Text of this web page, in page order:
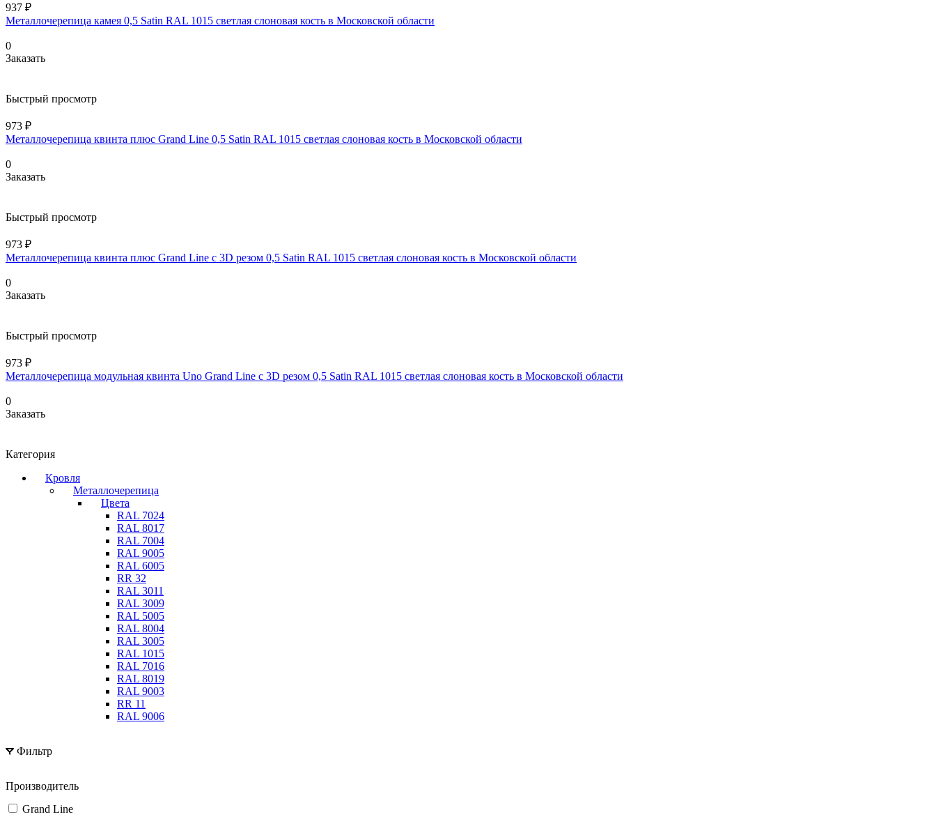
937 ₽
Металлочерепица камея 0,5 Satin RAL 1015 светлая слоновая кость в Московской области
0
Заказать
Быстрый просмотр
973 ₽
Металлочерепица квинта плюс Grand Line 0,5 Satin RAL 1015 светлая слоновая кость в Московской области
0
Заказать
Быстрый просмотр
973 ₽
Металлочерепица квинта плюс Grand Line c 3D резом 0,5 Satin RAL 1015 светлая слоновая кость в Московской области
0
Заказать
Быстрый просмотр
973 ₽
Металлочерепица модульная квинта Uno Grand Line c 3D резом 0,5 Satin RAL 1015 светлая слоновая кость в Московской области
0
Заказать
Категория
Кровля
Металлочерепица
Цвета
RAL 7024
RAL 8017
RAL 7004
RAL 9005
RAL 6005
RR 32
RAL 3011
RAL 3009
RAL 5005
RAL 8004
RAL 3005
RAL 1015
RAL 7016
RAL 8019
RAL 9003
RR 11
RAL 9006
Фильтр
Производитель
Grand Line